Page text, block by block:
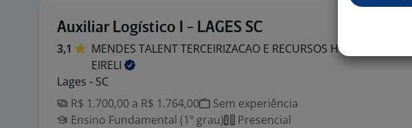
Auxiliar Logístico I - LAGES SC
3,1
MENDES TALENT TERCEIRIZACAO E RECURSOS HUMANOS
EIRELI
Lages - SC
R$ 1.700,00 a R$ 1.764,00
Sem experiência
Ensino Fundamental (1º grau)
Presencial